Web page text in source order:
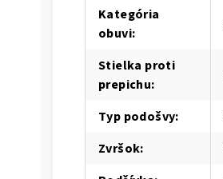
Kategória
obuvi:
Stielka proti
prepichu:
Typ podošvy:
Zvršok: